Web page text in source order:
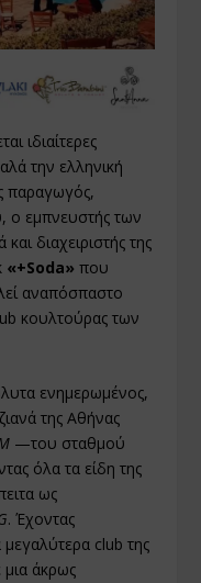
ιδιαίτερες
την ελληνική
παραγωγός,
ο εμπνευστής των
και διαχειριστής της
«+Soda» που
αναπόσπαστο
κουλτούρας των
ενημερωμένος,
της Αθήνας
—του σταθμού
όλα τα είδη της
ως
. Έχοντας
club της
άκρως